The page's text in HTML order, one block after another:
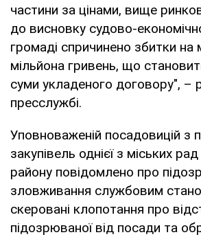
частини за цінами, вище
до висновку судово-
громаді спричинено збитки на
мільйона гривень, що
суми укладеного договору", –
пресслужбі.
Уповноваженій посадовицій з
закупівель однієї з міських
району повідомлено про
зловживання службовим
скеровані клопотання про
підозрюваної від посади та